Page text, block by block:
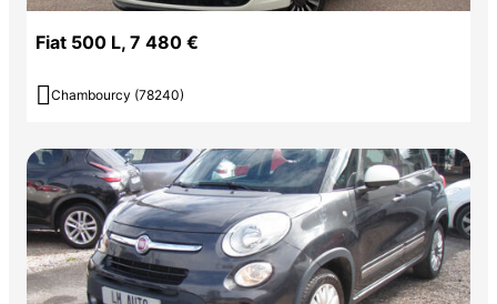
Fiat 500 L, 7 480 €
 Chambourcy (78240)